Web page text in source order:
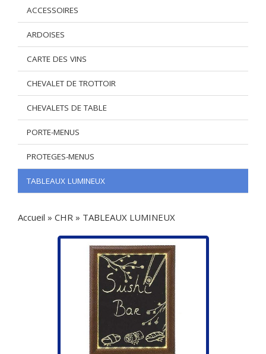
ACCESSOIRES
ARDOISES
CARTE DES VINS
CHEVALET DE TROTTOIR
CHEVALETS DE TABLE
PORTE-MENUS
PROTEGES-MENUS
TABLEAUX LUMINEUX
Accueil » CHR » TABLEAUX LUMINEUX